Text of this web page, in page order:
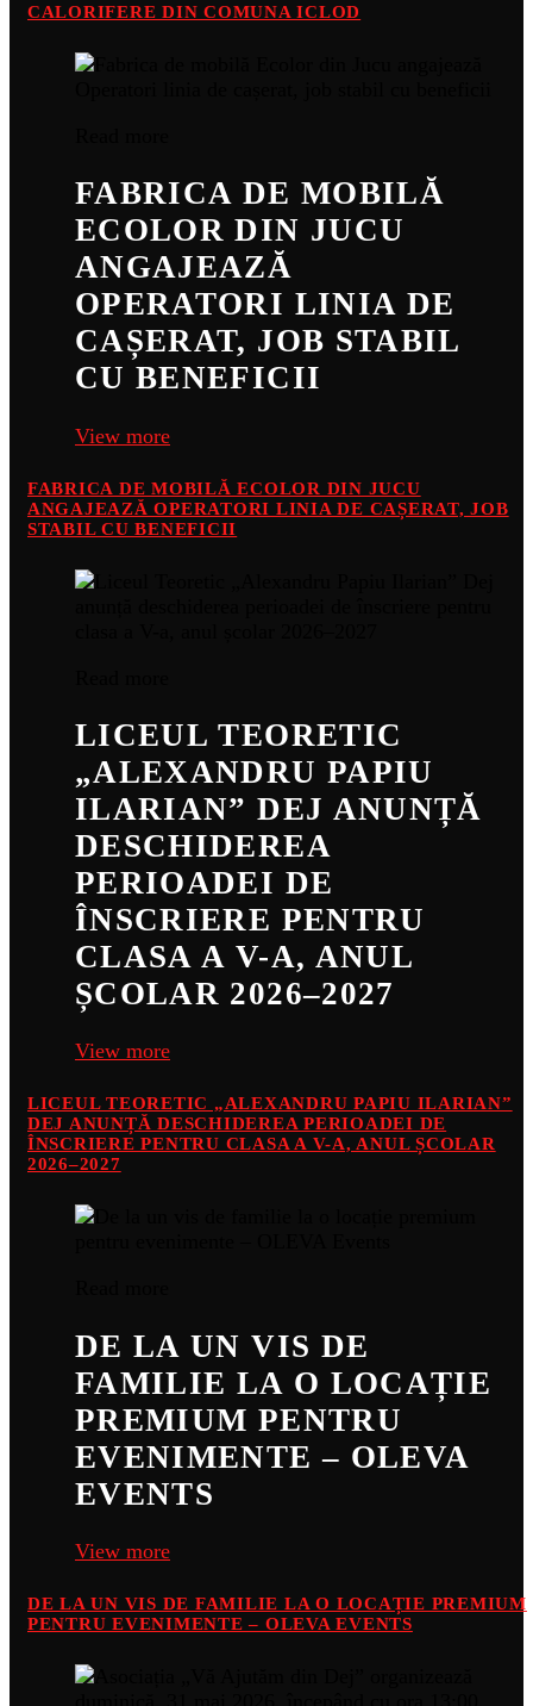
CALORIFERE DIN COMUNA ICLOD
FABRICA DE MOBILĂ
ECOLOR DIN JUCU
ANGAJEAZĂ
OPERATORI LINIA DE
CAȘERAT, JOB STABIL
CU BENEFICII
View more
FABRICA DE MOBILĂ ECOLOR DIN JUCU
ANGAJEAZĂ OPERATORI LINIA DE CAȘERAT, JOB
STABIL CU BENEFICII
LICEUL TEORETIC
„ALEXANDRU PAPIU
ILARIAN” DEJ ANUNȚĂ
DESCHIDEREA
PERIOADEI DE
ÎNSCRIERE PENTRU
CLASA A V-A, ANUL
ȘCOLAR 2026–2027
View more
LICEUL TEORETIC „ALEXANDRU PAPIU ILARIAN”
DEJ ANUNȚĂ DESCHIDEREA PERIOADEI DE
ÎNSCRIERE PENTRU CLASA A V-A, ANUL ȘCOLAR
2026–2027
DE LA UN VIS DE
FAMILIE LA O LOCAȚIE
PREMIUM PENTRU
EVENIMENTE – OLEVA
EVENTS
View more
DE LA UN VIS DE FAMILIE LA O LOCAȚIE PREMIUM
PENTRU EVENIMENTE – OLEVA EVENTS